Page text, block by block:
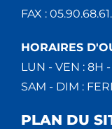
FAX :
HORAIRES
LUN - VEN : 8H -
SAM - DIM :
PLAN DU